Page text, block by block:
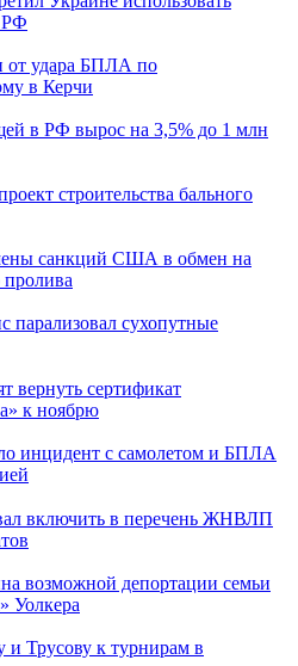
РФ
от удара БПЛА по
в Керчи
в РФ вырос на 3,5% до 1 млн
строительства бального
санкций США в обмен на
парализовал сухопутные
вернуть сертификат
к ноябрю
инцидент с самолетом и БПЛА
включить в перечень ЖНВЛП
возможной депортации семьи
Уолкера
и Трусову к турнирам в